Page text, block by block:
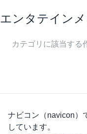
エンタテイン
カテゴリに該当する
ナビコン（navicon）
しています。